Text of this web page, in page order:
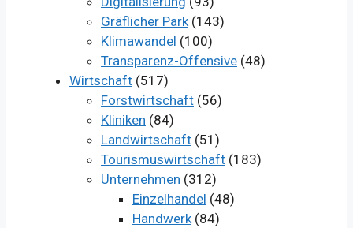
Gräflicher Park(143)
Klimawandel (100)
Transparenz-Offensive (48)
Wirtschaft (517)
Forstwirtschaft (56)
Kliniken (84)
Landwirtschaft (51)
Tourismuswirtschaft (183)
Unternehmen (312)
Einzelhandel (48)
Handwerk(84)